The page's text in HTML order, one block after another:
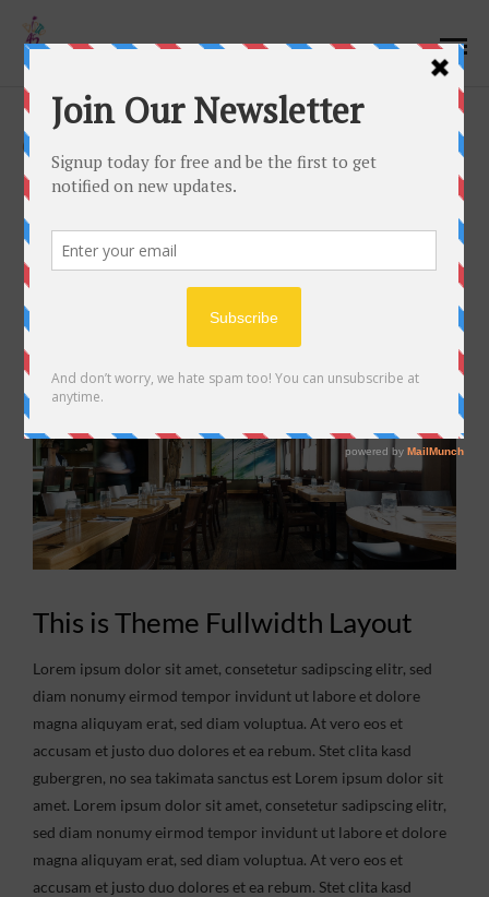
Sidebar
Right
This is Theme Fullwidth Layout
Lorem ipsum dolor sit amet, consetetur sadipscing elitr, sed
diam nonumy eirmod tempor invidunt ut labore et dolore
magna aliquyam erat, sed diam voluptua. At vero eos et
accusam et justo duo dolores et ea rebum. Stet clita kasd
gubergren, no sea takimata sanctus est Lorem ipsum dolor sit
amet. Lorem ipsum dolor sit amet, consetetur sadipscing elitr,
sed diam nonumy eirmod tempor invidunt ut labore et dolore
magna aliquyam erat, sed diam voluptua. At vero eos et
accusam et justo duo dolores et ea rebum. Stet clita kasd